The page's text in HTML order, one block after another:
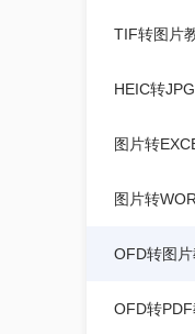
TIF转图片
HEIC转
图片转
图片转
OFD转图
OFD转